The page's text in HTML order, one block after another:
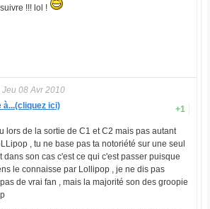
!!! lol !
Jeu 08 Avr 2010
+1
à...(cliquez ici)
lors de la sortie de C1 et C2 mais pas autant
, tu ne base pas ta notoriété sur une seul
dans son cas c'est ce qui c'est passer puisque
le connaisse par Lollipop , je ne dis pas
de vrai fan , mais la majorité son des groopie